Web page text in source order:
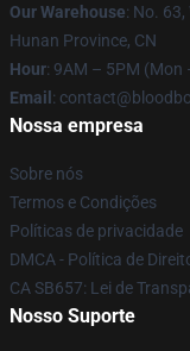
Our Warehouse: No.
Hunan Province, CN
Hour: 9AM – 5PM (Mon
Email :
Nossa empresa
Sobre nós
Termos e Condições
Políticas de privacidade
DMCA - Política de
CA SB657: Lei de
Nosso Suporte